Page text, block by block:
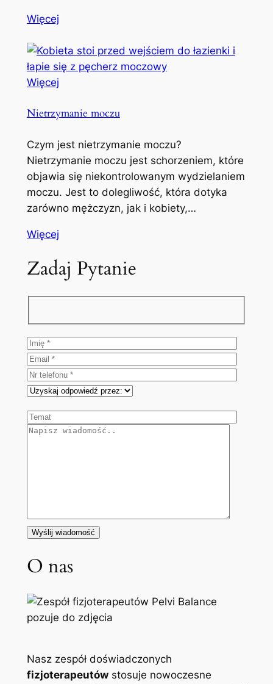
Więcej
Więcej
Nietrzymanie moczu
Czym jest nietrzymanie moczu?
Nietrzymanie moczu jest schorzeniem, które
objawia się niekontrolowanym wydzielaniem
moczu. Jest to dolegliwość, która dotyka
zarówno mężczyzn, jak i kobiety,…
Więcej
Zadaj Pytanie
O nas
Nasz zespół doświadczonych
fizjoterapeutówstosuje nowoczesne